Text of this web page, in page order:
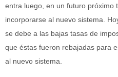
entra luego, en un futuro próximo
incorporarse al nuevo sistema.
se debe a las bajas tasas de
que éstas fueron rebajadas para
al nuevo sistema.